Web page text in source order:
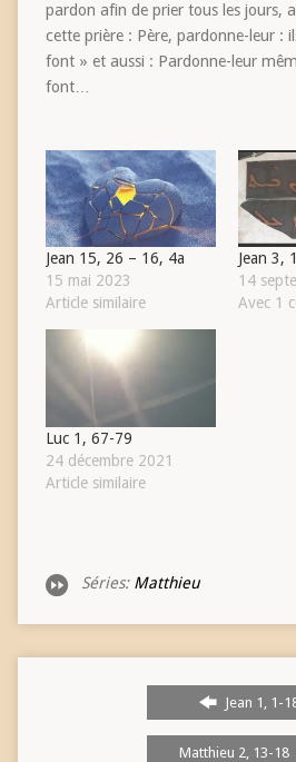
pardon afin de prier tous les jours,
cette prière : Père, pardonne-leur :
font » et aussi : Pardonne-leur
font…
Jean 15, 26 – 16, 4a
15 mai 2023
Article similaire
Jean 3,
14
Avec 1
Luc 1, 67-79
24 décembre 2021
Article similaire
Séries: Matthieu
Jean 1, 1-
Matthieu 2, 13-18